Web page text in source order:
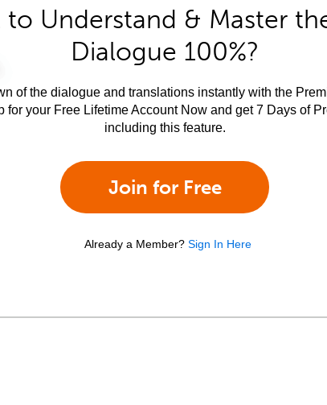
to Understand & Master
Dialogue 100%?
of the dialogue and translations instantly with the
for your Free Lifetime Account Now and get 7 Days of
including this feature.
Join for Free
Already a Member? Sign In Here